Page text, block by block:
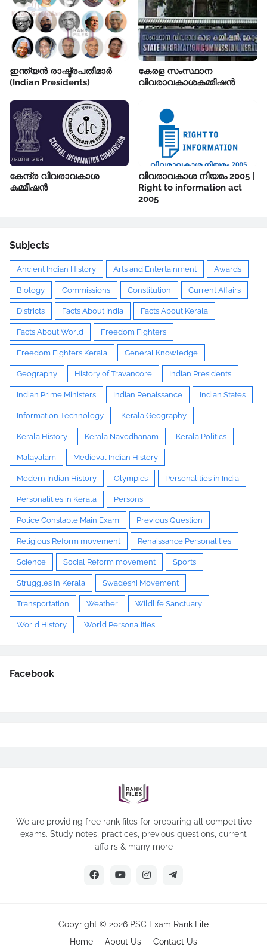
ഇന്ത്യൻ രാഷ്ട്രപതിമാർ
(Indian Presidents)
കേരള സംസ്ഥാന
വിവരാവകാശകമ്മിഷൻ
കേന്ദ്ര വിവരാവകാശ
കമ്മീഷൻ
വിവരാവകാശ നിയമം 2005 |
Right to information act
2005
Subjects
Ancient Indian History Arts and Entertainment Awards
Biology Commissions Constitution Current Affairs
Districts Facts About India Facts About Kerala
Facts About World Freedom Fighters
Freedom Fighters Kerala General Knowledge
Geography History of Travancore Indian Presidents
Indian Prime Ministers Indian Renaissance Indian States
Information Technology Kerala Geography
Kerala History Kerala Navodhanam Kerala Politics
Malayalam Medieval Indian History
Modern Indian History Olympics Personalities in India
Personalities in Kerala Persons
Police Constable Main Exam Previous Question
Religious Reform movement Renaissance Personalities
Science Social Reform movement Sports
Struggles in Kerala Swadeshi Movement
Transportation Weather Wildlife Sanctuary
World History World Personalities
Facebook
We are providing free rank files for preparing all competitive
exams. Study notes, practices, previous questions, current
affairs & many more
Copyright © 2026 PSC Exam Rank File
Home
About Us Contact Us